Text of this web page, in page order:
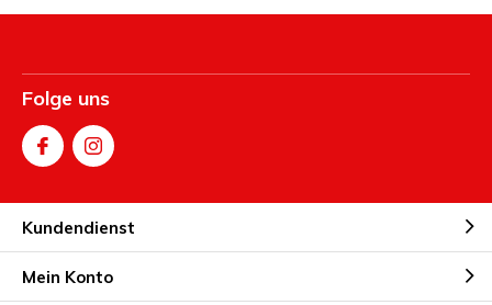
Folge uns
Kundendienst
Mein Konto